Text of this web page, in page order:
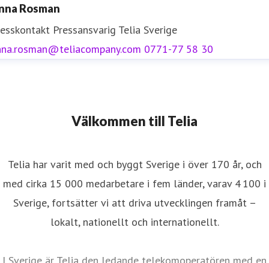
Rosman
Pressansvarig Telia Sverige
0771-77 58 30
Välkommen till Telia
Telia har varit med och byggt Sverige i över 170 år, och
med cirka 15 000 medarbetare i fem länder, varav 4 100 i
Sverige, fortsätter vi att driva utvecklingen framåt –
lokalt, nationellt och internationellt.
I Sverige är Telia den ledande telekomoperatören med en